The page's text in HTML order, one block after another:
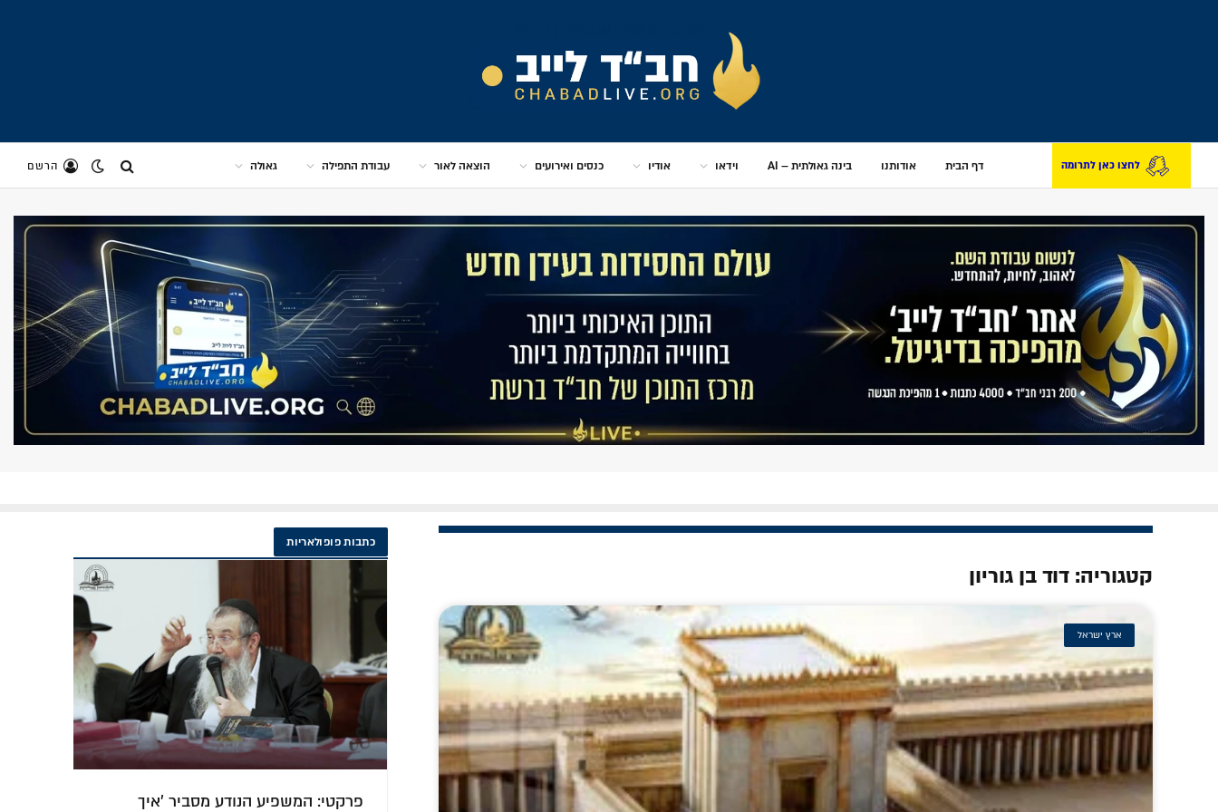
לחצו כאן לתרומה דף הבית אודותנו בינה גאולתית – AI וידאו אודיו כנסים ואירועים הוצאה לאור עבודת התפילה גאולה הרשם
קטגוריה: דוד בן גוריון
ארץ ישראל
כתבות פופולאריות
להתחיל 'ברוך שאמר' לפני חצות
פרקטי: המשפיע הנודע מסביר 'איך
עולם החסידות בעידן החדש: אלפי